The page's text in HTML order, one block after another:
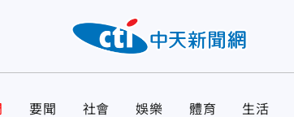
要聞 社會 娛樂 體育 生活